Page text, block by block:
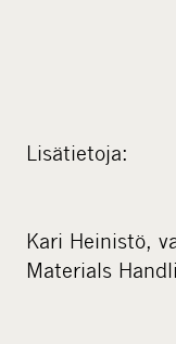
Lisätietoja:
Kari Heinistö,
Materials